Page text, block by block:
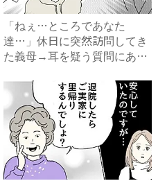
「ねぇ…ところであなた
達…」休日に突然訪問してき
た義母→耳を疑う質問にあ